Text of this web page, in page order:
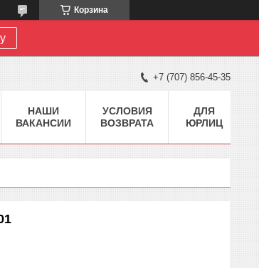
Корзина
+7 (707) 856-45-35
НАШИ
ВАКАНСИИ
УСЛОВИЯ
ВОЗВРАТА
ДЛЯ
ЮРЛИЦ